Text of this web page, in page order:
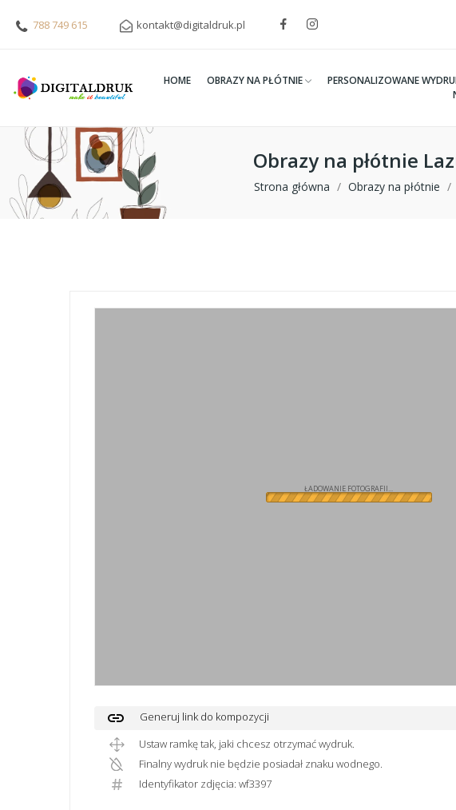
788 749 615 kontakt@digitaldruk.pl
HOME OBRAZY NA PŁÓTNIE PERSONALIZOWANE
Obrazy na płótnie
Strona główna Obrazy na płótnie
ŁADOWANIE FOTOGRAFII...
link
Generuj link do kompozycji
Ustaw ramkę tak, jaki chcesz otrzymać wydruk.
Finalny wydruk nie będzie posiadał znaku wodnego.
Identyfikator zdjęcia: wf3397